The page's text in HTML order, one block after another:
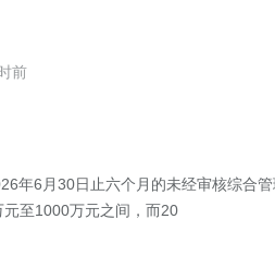
前
年6月30日止六个月的未经审核综合
至1000万元之间，而20